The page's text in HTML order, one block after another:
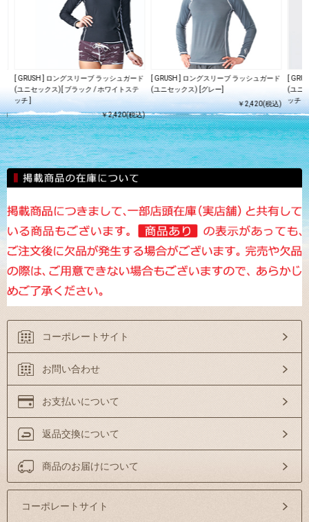
)
[ GRUSH ] ロングスリーブ ラッシュガード
(ユニセックス)[ ブラック / ホワイトステ
ッチ ]
￥2,420(税込)
[ GRUSH ] ロングスリーブ ラッシュガード
(ユニセックス) [グレー]
￥2,420(税込)
[
(ユニ
ッチ ]
コーポレートサイト
お問い合わせ
お支払いについて
返品交換について
商品のお届けについて
コーポレートサイト